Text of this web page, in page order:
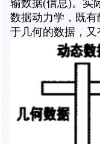
输数据(信息)。实
数据动力学，既
于几何的数据，又